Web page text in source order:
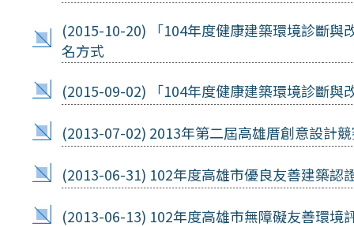
(2015-10-20)
「104年度健康建築環境診斷
名方式
(2015-09-02)
「104年度健康建築環境診斷
(2013-07-02) 2013年第二屆高雄厝創意設計
(2013-06-31) 102年度高雄市優良友善建築認
(2013-06-13) 102年度高雄市無障礙友善環境